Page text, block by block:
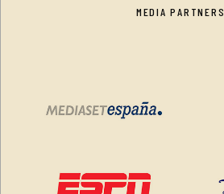
MEDIA PARTNERS